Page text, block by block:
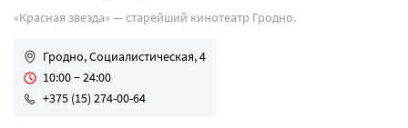
«Красная звезда» — старейший кинотеатр Гродно.
Гродно, Социалистическая, 4
10:00 − 24:00
+375 (15) 274-00-64